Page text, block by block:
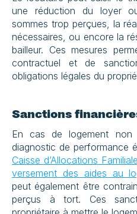
une réduction du loyer
sommes trop perçues, la
nécessaires, ou encore la
bailleur. Ces mesures
contractuel et de
obligations légales du
Sanctions
En cas de logement non
diagnostic de performance
Caisse d’Allocations
versement des aides au
peut également être
perçus à tort. Ces